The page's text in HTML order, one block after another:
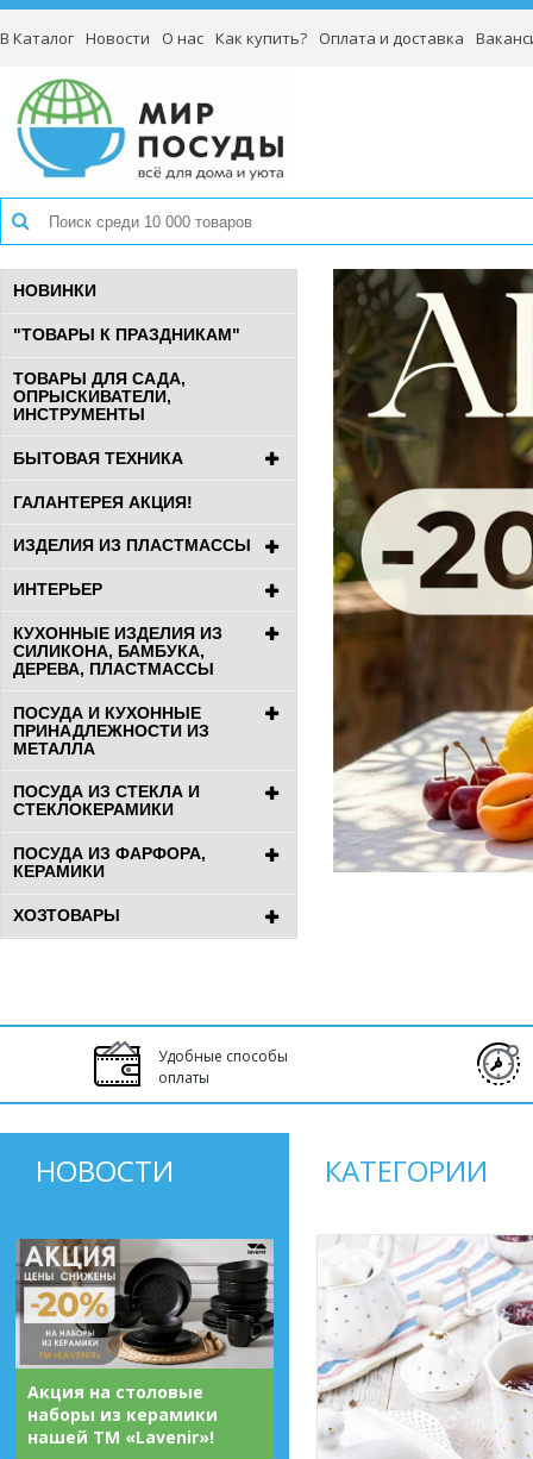
В Каталог Новости О нас Как купить? Оплата и доставка
НОВИНКИ
"ТОВАРЫ К ПРАЗДНИКАМ"
ТОВАРЫ ДЛЯ САДА,
ОПРЫСКИВАТЕЛИ,
ИНСТРУМЕНТЫ
БЫТОВАЯ ТЕХНИКА
ГАЛАНТЕРЕЯ АКЦИЯ!
ИЗДЕЛИЯ ИЗ ПЛАСТМАССЫ
ИНТЕРЬЕР
КУХОННЫЕ ИЗДЕЛИЯ ИЗ
СИЛИКОНА, БАМБУКА,
ДЕРЕВА, ПЛАСТМАССЫ
ПОСУДА И КУХОННЫЕ
ПРИНАДЛЕЖНОСТИ ИЗ
МЕТАЛЛА
ПОСУДА ИЗ СТЕКЛА И
СТЕКЛОКЕРАМИКИ
ПОСУДА ИЗ ФАРФОРА,
КЕРАМИКИ
ХОЗТОВАРЫ
Удобные способы
оплаты
НОВОСТИ
Акция на столовые
наборы из керамики
нашей ТМ «Lavenir»!
КАТЕГОРИИ